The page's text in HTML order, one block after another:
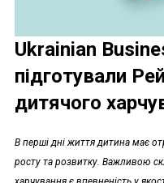
Ukrainian
підготували
дитячого
В перші дні життя дитина має
росту та розвитку. Важливою